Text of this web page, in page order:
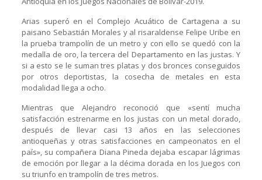
Arias superó en el Complejo Acuático de Cartagena a su
paisano Sebastián Morales y al risaraldense Felipe Uribe en
la prueba trampolín de un metro y con ello se quedó con la
medalla de oro, la tercera del Departamento en las justas. Y
si a esto se le suman tres platas y dos bronces conseguidos
por otros deportistas, la cosecha de metales en esta
modalidad llega a ocho.
Mientras que Alejandro reconoció que «sentí mucha
satisfacción estrenarme en los justas con un metal dorado,
después de llevar casi 13 años en las selecciones
antioqueñas y otras satisfacciones en campeonatos en el
país», su compañera Diana Pineda dejaba escapar lágrimas
de emoción por llegar a la décima dorada en los Juegos con
su triunfo en trampolín de tres metros.